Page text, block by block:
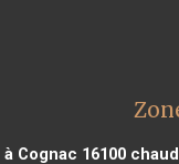
Cognac 16100